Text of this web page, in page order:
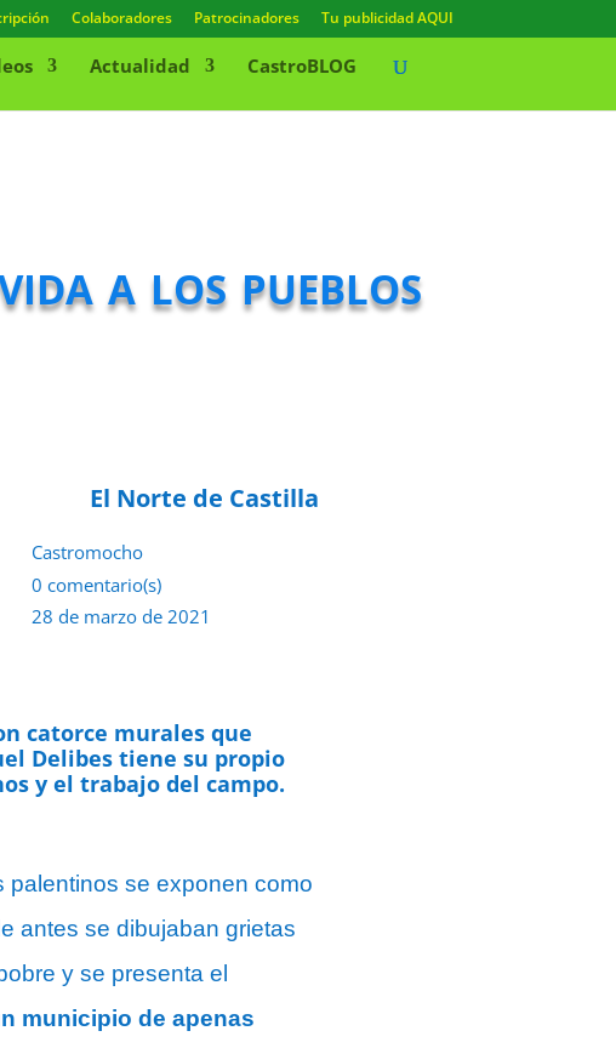
Colaboradores Patrocinadores Tu publicidad AQUI
Actualidad CastroBLOG
a los pueblos
El Norte de Castilla
Castromocho
0 comentario(s)
28 de marzo de 2021
catorce murales que
Delibes tiene su propio
y el trabajo del campo.
palentinos se exponen como
antes se dibujaban grietas
y se presenta el
municipio de apenas